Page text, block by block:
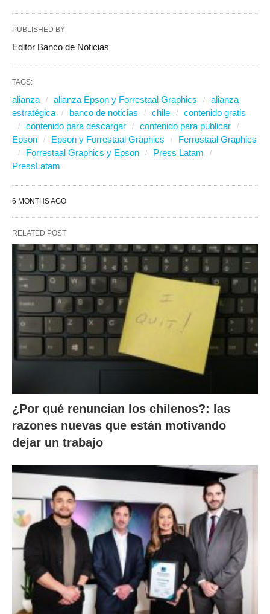
PUBLISHED BY
Editor Banco de Noticias
TAGS:
alianza alianza Epson y Forrestaal Graphics
alianza
estratégica
banco de noticias chile
contenido gratis
contenido para descargar
contenido para publicar
Epson
Epson y Forrestaal Graphics
Ferrostaal Graphics
Forrestaal Graphics y Epson
Press Latam
PressLatam
6 MONTHS AGO
RELATED POST
¿Por qué renuncian los chilenos?: las
razones nuevas que están motivando
dejar un trabajo